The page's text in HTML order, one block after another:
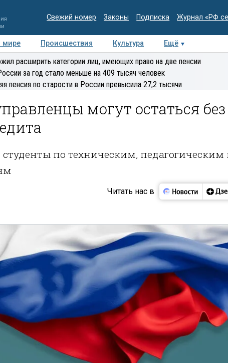
Свежий номер Законы Подписка Журнал «РФ
мире Происшествия Культура
Ещё
Медиацентр Интервью Колумнисты
расширить категории лиц, имеющих право на две пенсии
за год стало меньше на 409 тысяч человек
пенсия по старости в России превысила 27,2 тысячи
могут остаться без
студенты по техническим, педагогическим
Читать нас в